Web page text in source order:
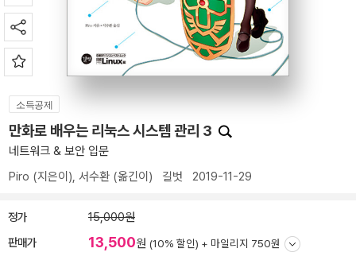
소득공제
만화로 배우는 리눅스 시스템 관리 3
네트워크 & 보안 입문
Piro (지은이), 서수환 (옮긴이) 길벗 2019-11-29
정가 15,000원
판매가 13,500원 (10% 할인) + 마일리지 750원